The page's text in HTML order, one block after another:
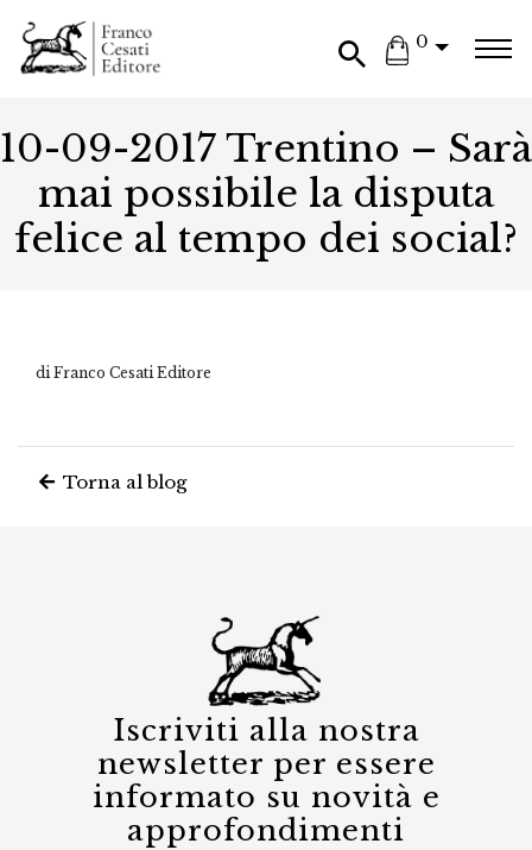
0
10-09-2017 Trentino – Sarà
mai possibile la disputa
felice al tempo dei social?
di Franco Cesati Editore
Torna al blog
Iscriviti alla nostra
newsletter per essere
informato su novità e
approfondimenti